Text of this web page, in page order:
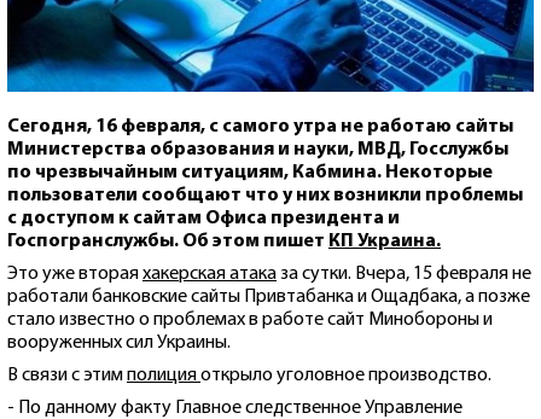
Сегодня, 16 февраля, с самого утра не работаю сайты
Министерства образования и науки, МВД, Госслужбы
по чрезвычайным ситуациям, Кабмина. Некоторые
пользователи сообщают что у них возникли проблемы
с доступом к сайтам Офиса президента и
Госпогранслужбы. Об этом пишет КП Украина.
Это уже втораяхакерская атаказа сутки. Вчера, 15 февраля не
работали банковские сайты Привтабанка и Ощадбака, а позже
стало известно о проблемах в работе сайт Минобороны и
вооруженных сил Украины.
В связи с этимполицияоткрыло уголовное производство.
- По данному факту Главное следственное Управление